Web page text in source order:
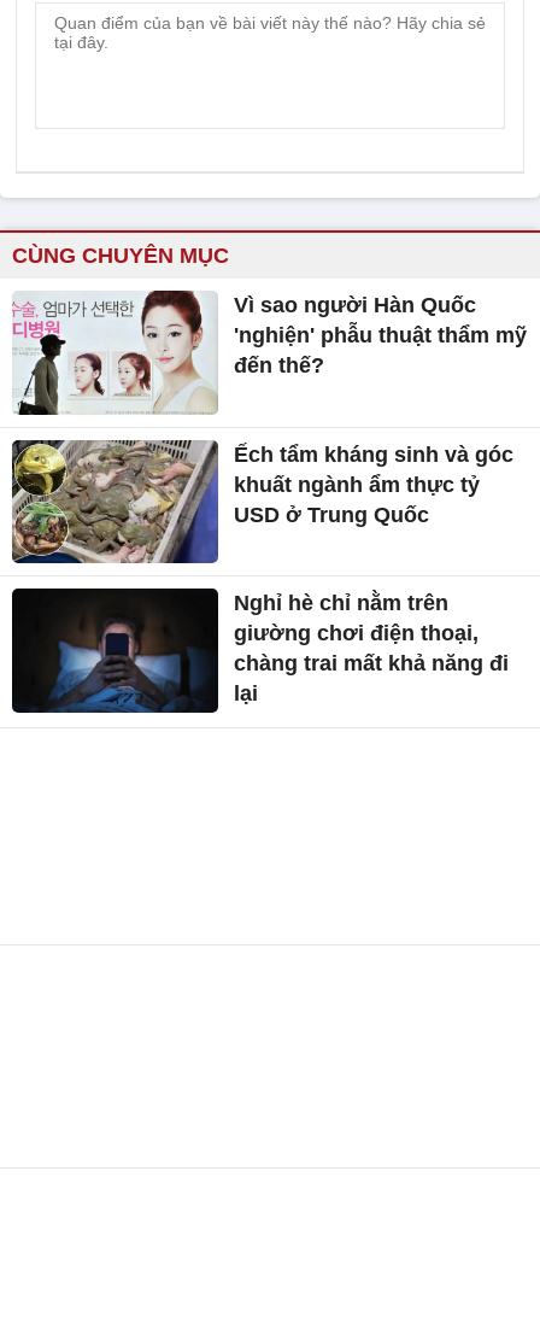
CÙNG CHUYÊN MỤC
Vì sao người Hàn Quốc
'nghiện' phẫu thuật thẩm mỹ
đến thế?
Ếch tẩm kháng sinh và góc
khuất ngành ẩm thực tỷ
USD ở Trung Quốc
Nghỉ hè chỉ nằm trên
giường chơi điện thoại,
chàng trai mất khả năng đi
lại